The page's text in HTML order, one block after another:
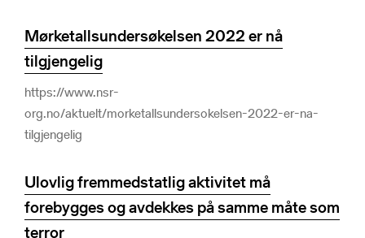
Mørketallsundersøkelsen 2022 er nå
tilgjengelig
https://www.nsr-
org.no/aktuelt/morketallsundersokelsen-2022-er-na-
tilgjengelig
Ulovlig fremmedstatlig aktivitet må
forebygges og avdekkes på samme måte som
terror